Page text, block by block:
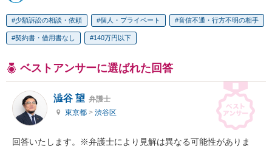
少額訴訟の相談・依頼 個人・プライベート 音信不通・行方不明の相手
契約書・借用書なし 140万円以下
ベストアンサーに選ばれた回答
澁谷 望 弁護士
東京都 > 渋谷区
回答いたします。※弁護士により見解は異なる可能性がありま